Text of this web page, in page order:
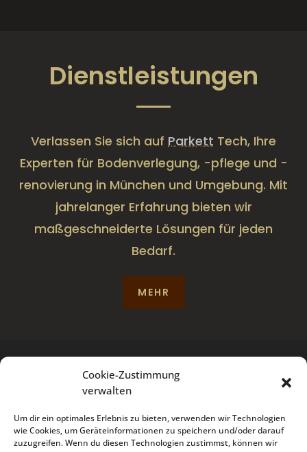
Cookie-Zustimmung
verwalten
Um dir ein optimales Erlebnis zu bieten, verwenden wir Technologien
wie Cookies, um Geräteinformationen zu speichern und/oder darauf
zuzugreifen. Wenn du diesen Technologien zustimmst, können wir
Dienstleistungen
Verlassen Sie sich auf Parkett Tech, Ihre
Experten für Bodenverlegung, -pflege und -
renovierung in München und Umgebung. Mit
jahrelanger Erfahrung bieten wir
maßgeschneiderte Lösungen für jeden
Bedarf.
MEHR